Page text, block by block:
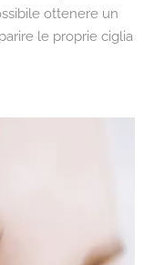
ottenere un
le proprie ciglia